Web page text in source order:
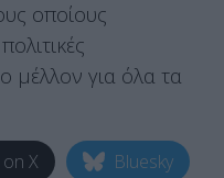
οποίους
μέλλον για όλα τα
X Bluesky